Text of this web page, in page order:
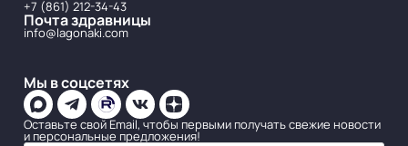
+7 (861) 212-34-43
Почта здравницы
info@lagonaki.com
Мы в соцсетях
Оставьте свой Email, чтобы первыми получать свежие новости
и персональные предложения!